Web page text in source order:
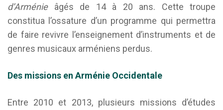
d’Arménieâgés de 14 à 20 ans. Cette troupe
constitua l’ossature d’un programme qui permettra
de faire revivre l’enseignement d’instruments et de
genres musicaux arméniens perdus.
Des missions en Arménie Occidentale
Entre 2010 et 2013, plusieurs missions d’études